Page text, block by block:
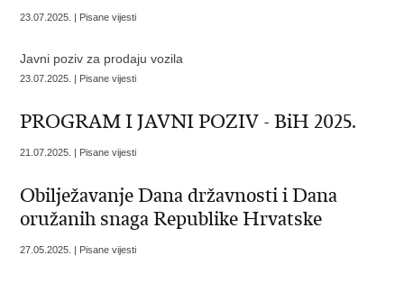
23.07.2025. | Pisane vijesti
Javni poziv za prodaju vozila
23.07.2025. | Pisane vijesti
PROGRAM I JAVNI POZIV - BiH 2025.
21.07.2025. | Pisane vijesti
Obilježavanje Dana državnosti i Dana
oružanih snaga Republike Hrvatske
27.05.2025. | Pisane vijesti